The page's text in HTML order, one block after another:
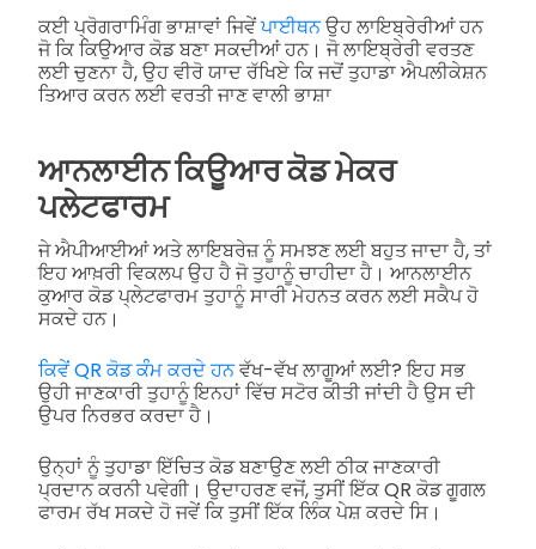
ਕਈ ਪ੍ਰੋਗਰਾਮਿੰਗ ਭਾਸ਼ਾਵਾਂ ਜਿਵੇਂਪਾਈਥਨਉਹ ਲਾਇਬ੍ਰੇਰੀਆਂ ਹਨ
ਜੋ ਕਿ ਕਿਉਆਰ ਕੋਡ ਬਣਾ ਸਕਦੀਆਂ ਹਨ। ਜੋ ਲਾਇਬ੍ਰੇਰੀ ਵਰਤਣ
ਲਈ ਚੁਣਨਾ ਹੈ, ਉਹ ਵੀਰੋ ਯਾਦ ਰੱਖਿਏ ਕਿ ਜਦੋਂ ਤੁਹਾਡਾ ਐਪਲੀਕੇਸ਼ਨ
ਤਿਆਰ ਕਰਨ ਲਈ ਵਰਤੀ ਜਾਣ ਵਾਲੀ ਭਾਸ਼ਾ
ਆਨਲਾਈਨ ਕਿਊਆਰ ਕੋਡ ਮੇਕਰ
ਪਲੇਟਫਾਰਮ
ਜੇ ਐਪੀਆਈਆਂ ਅਤੇ ਲਾਇਬਰੇਜ਼ ਨੂੰ ਸਮਝਣ ਲਈ ਬਹੁਤ ਜਾਦਾ ਹੈ, ਤਾਂ
ਇਹ ਆਖ਼ਰੀ ਵਿਕਲਪ ਉਹ ਹੈ ਜੋ ਤੁਹਾਨੂੰ ਚਾਹੀਦਾ ਹੈ। ਆਨਲਾਈਨ
ਕੁਆਰ ਕੋਡ ਪ੍ਲੇਟਫਾਰਮ ਤੁਹਾਨੂੰ ਸਾਰੀ ਮੇਹਨਤ ਕਰਨ ਲਈ ਸਕੈਪ ਹੋ
ਸਕਦੇ ਹਨ।
ਕਿਵੇਂ QR ਕੋਡ ਕੰੰਮ ਕਰਦੇ ਹਨਵੱਖ-ਵੱਖ ਲਾਗੂਆਂ ਲਈ? ਇਹ ਸਭ
ਉਹੀ ਜਾਣਕਾਰੀ ਤੁਹਾਨੂੰ ਇਨਹਾਂ ਵਿੱਚ ਸਟੋਰ ਕੀਤੀ ਜਾਂਦੀ ਹੈ ਉਸ ਦੀ
ਉਪਰ ਨਿਰਭਰ ਕਰਦਾ ਹੈ।
ਉਨ੍ਹਾਂ ਨੂੰ ਤੁਹਾਡਾ ਇੱਚਿਤ ਕੋਡ ਬਣਾਉਣ ਲਈ ਠੀਕ ਜਾਣਕਾਰੀ
ਪ੍ਰਦਾਨ ਕਰਨੀ ਪਵੇਗੀ। ਉਦਾਹਰਣ ਵਜੋਂ, ਤੁਸੀਂ ਇੱਕ QR ਕੋਡ ਗੂਗਲ
ਫਾਰਮ ਰੱਖ ਸਕਦੇ ਹੋ ਜਵੇਂ ਕਿ ਤੁਸੀਂ ਇੱਕ ਲਿੰਕ ਪੇਸ਼ ਕਰਦੇ ਸਿ।